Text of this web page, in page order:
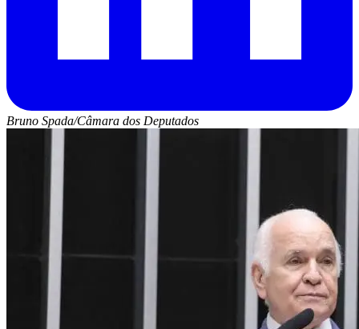
Bruno Spada/Câmara dos Deputados